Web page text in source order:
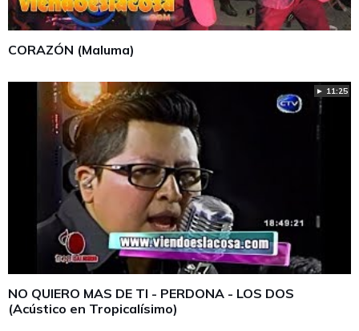
CORAZÓN (Maluma)
► 11:25
NO QUIERO MAS DE TI - PERDONA - LOS DOS
(Acústico en Tropicalísimo)